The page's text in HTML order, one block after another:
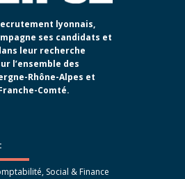
lyonnais,
ses candidats et
leur recherche
l’ensemble des
Rhône-Alpes et
Comté.
Social & Finance